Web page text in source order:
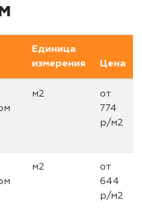
Единица
измерения
Цена
м2
от
774
р/м2
м2
от
644
р/м2